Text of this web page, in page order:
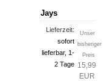
Jays
Lieferzeit:
sofort
lieferbar, 1-
2 Tage
Unser
bisheriger
Preis
15,99
EUR